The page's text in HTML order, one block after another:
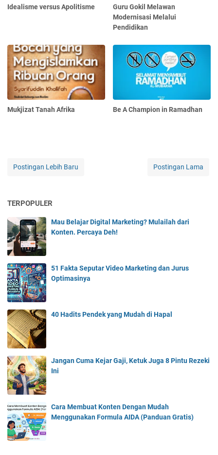
Idealisme versus Apolitisme
Guru Gokil Melawan
Modernisasi Melalui
Pendidikan
Mukjizat Tanah Afrika Be A Champion in Ramadhan
Postingan Lebih Baru Postingan Lama
TERPOPULER
Mau Belajar Digital Marketing? Mulailah dari
Konten. Percaya Deh!
51 Fakta Seputar Video Marketing dan Jurus
Optimasinya
40 Hadits Pendek yang Mudah di Hapal
Jangan Cuma Kejar Gaji, Ketuk Juga 8 Pintu Rezeki
Ini
Cara Membuat Konten Dengan Mudah
Menggunakan Formula AIDA (Panduan Gratis)